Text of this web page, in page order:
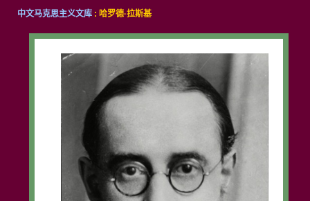
中文马克思主义文库 : 哈罗德·拉斯基